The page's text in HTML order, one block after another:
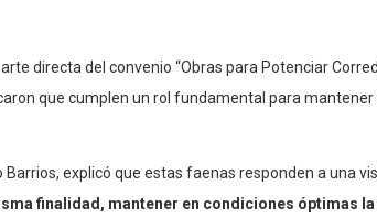
directa del convenio “Obras para Potenciar
que cumplen un rol fundamental para mantener
Barrios, explicó que estas faenas responden a una
finalidad, mantener en condiciones óptimas